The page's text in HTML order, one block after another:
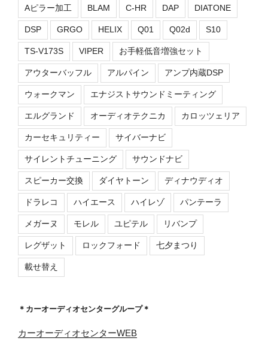
Aピラー加工 BLAM C-HR DAP DIATONE
DSP GRGO HELIX Q01 Q02d S10
TS-V173S VIPER お手軽低音増強セット
アウターバッフル アルパイン アンプ内蔵DSP
ウォークマン エナジストサウンドミーティング
エルグランド オーディオテクニカ カロッツェリア
カーセキュリティー サイバーナビ
サイレントチューニング サウンドナビ
スピーカー交換 ダイヤトーン ディナウディオ
ドラレコ ハイエース ハイレゾ パンテーラ
メガーヌ モレル ユピテル リバンプ
レグザット ロックフォード 七夕まつり
載せ替え
＊カーオーディオセンターグループ＊
カーオーディオセンターWEB